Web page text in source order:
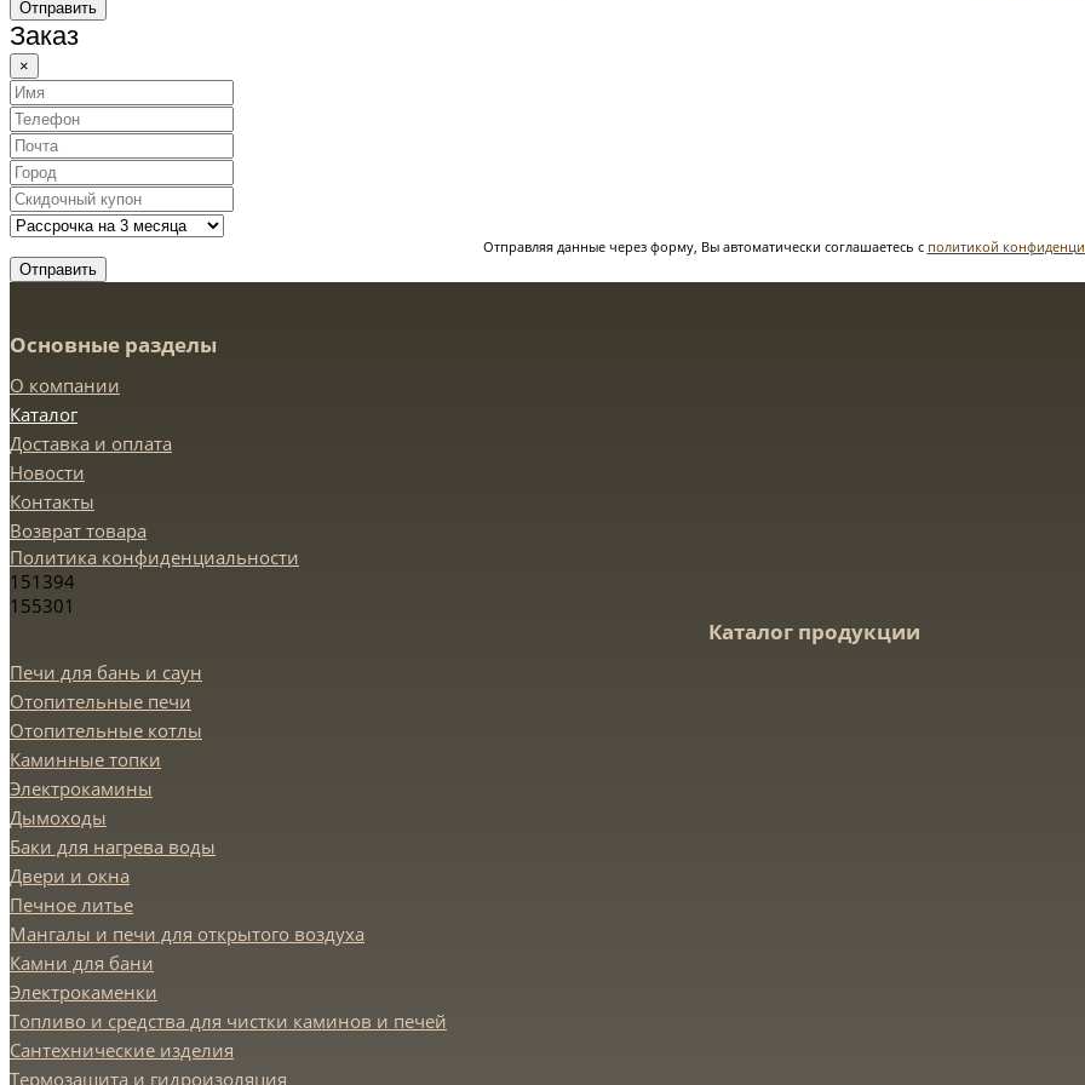
Отправить
Заказ
×
Отправляя данные через форму, Вы автоматически соглашаетесь с политикой
Отправить
Основные разделы
О компании
Каталог
Доставка и оплата
Новости
Контакты
Возврат товара
Политика конфиденциальности
151394
155301
Каталог продукции
Печи для бань и саун
Отопительные печи
Отопительные котлы
Каминные топки
Электрокамины
Дымоходы
Баки для нагрева воды
Двери и окна
Печное литье
Мангалы и печи для открытого воздуха
Камни для бани
Электрокаменки
Топливо и средства для чистки каминов и печей
Сантехнические изделия
Термозащита и гидроизоляция